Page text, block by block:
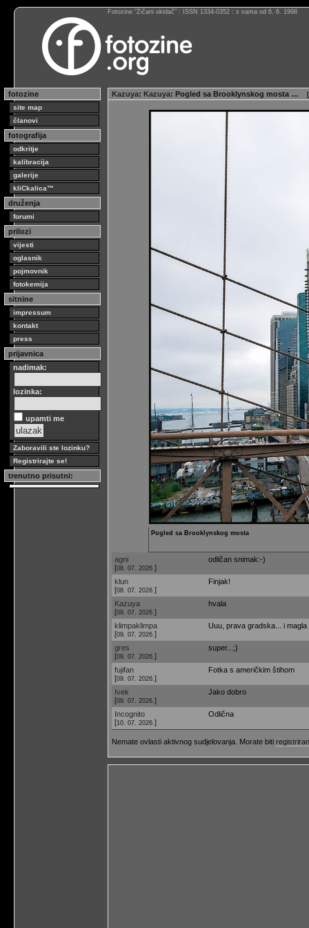
Fotozine “Žičani okidač” : ISSN 1334-0352 : s vama od 6. 6. 1998
fotozine
site map
članovi
fotografija
odkritje
kalibracija
galerije
kliCkalica™
druženja
forumi
prilozi
vijesti
oglasnik
pojmovnik
fotokemija
sitnine
impressum
kontakt
press
prijavnica
nadimak:
lozinka:
upamti me
Zaboravili ste lozinku?
Registrirajte se!
trenutno prisutni:
Kazuya: Kazuya: Pogled sa Brooklynskog mosta … [
Pogled sa Brooklynskog mosta
agni
[08. 07. 2026. ]
odličan snimak:-)
klun
[08. 07. 2026. ]
Finjak!
Kazuya
[09. 07. 2026. ]
hvala
klimpaklimpa
[09. 07. 2026. ]
Uuu, prava gradska... i magla
gres
[09. 07. 2026. ]
super...;)
fujifan
[09. 07. 2026. ]
Fotka s američkim štihom
Ivek
[09. 07. 2026. ]
Jako dobro
Incognito
[10. 07. 2026. ]
Odlična
Nemate ovlasti aktivnog sudjelovanja. Morate biti